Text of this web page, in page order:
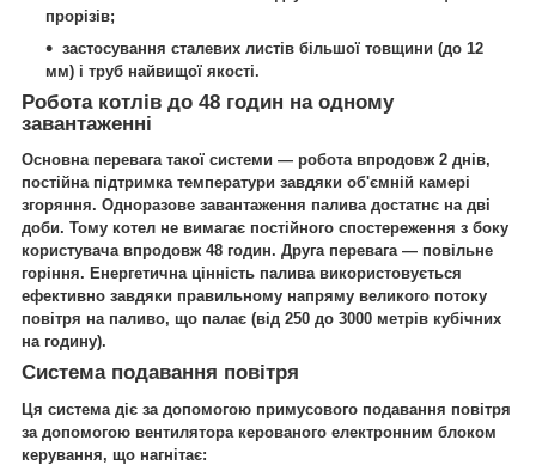
прорізів;
застосування сталевих листів більшої товщини (до 12
мм) і труб найвищої якості.
Робота котлів до 48 годин на одному
завантаженні
Основна перевага такої системи — робота впродовж 2 днів,
постійна підтримка температури завдяки об'ємній камері
згоряння. Одноразове завантаження палива достатнє на дві
доби. Тому котел не вимагає постійного спостереження з боку
користувача впродовж 48 годин. Друга перевага — повільне
горіння. Енергетична цінність палива використовується
ефективно завдяки правильному напряму великого потоку
повітря на паливо, що палає (від 250 до 3000 метрів кубічних
на годину).
Система подавання повітря
Ця система діє за допомогою примусового подавання повітря
за допомогою вентилятора керованого електронним блоком
керування, що нагнітає: